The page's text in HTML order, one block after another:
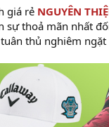
giá rẻ NGUYÊN
sự thoả mãn nhất
thủ nghiêm ngặt